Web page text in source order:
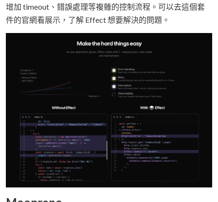
增加 timeout、錯誤處理等複雜的控制流程。可以去這個套
件的官網看展示，了解 Effect 想要解決的問題。